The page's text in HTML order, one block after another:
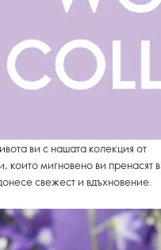
ви с нашата колекция от
които мигновено ви пренасят в
свежест и вдъхновение.